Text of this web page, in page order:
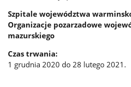
Szpitale województwa
Organizacje pozarzadowe
mazurskiego
Czas trwania:
1 grudnia 2020 do 28 lutego 2021.